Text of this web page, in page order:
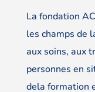
La fondation
les champs de
aux soins, aux
personnes en
dela formation